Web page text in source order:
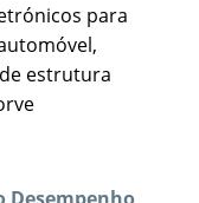
para
estrutura